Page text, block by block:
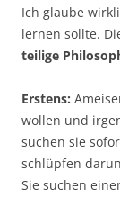
Ich glaube
lernen sollte.
teilige
Erstens:
wollen und
suchen sie
schlüpfen
Sie suchen